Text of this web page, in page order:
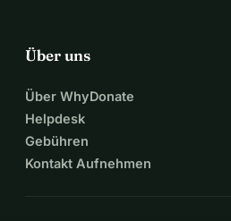
Über uns
Über WhyDonate
Helpdesk
Gebühren
Kontakt Aufnehmen